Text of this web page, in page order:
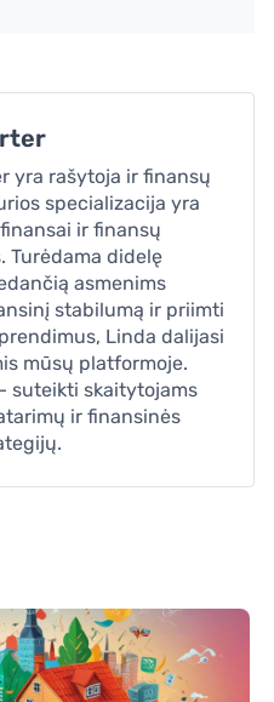
yra rašytoja ir finansų
specializacija yra
ir finansų
Turėdama didelę
asmenims
stabilumą ir priimti
Linda dalijasi
mūsų platformoje.
suteikti skaitytojams
ir finansinės